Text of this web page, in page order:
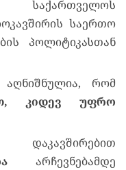
საერთო
პოლიტიკასთან
აღნიშნულია, რომ
კიდევ უფრო
არჩევნებამდე